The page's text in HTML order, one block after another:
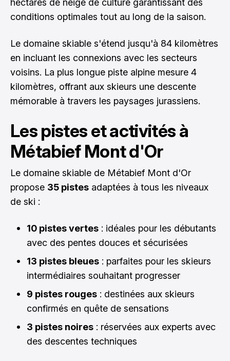
hectares de neige de culture garantissant des
conditions optimales tout au long de la saison.
Le domaine skiable s'étend jusqu'à 84 kilomètres
en incluant les connexions avec les secteurs
voisins. La plus longue piste alpine mesure 4
kilomètres, offrant aux skieurs une descente
mémorable à travers les paysages jurassiens.
Les pistes et activités à
Métabief Mont d'Or
Le domaine skiable de Métabief Mont d'Or
propose 35 pistes adaptées à tous les niveaux
de ski :
10 pistes vertes : idéales pour les débutants
avec des pentes douces et sécurisées
13 pistes bleues : parfaites pour les skieurs
intermédiaires souhaitant progresser
9 pistes rouges : destinées aux skieurs
confirmés en quête de sensations
3 pistes noires : réservées aux experts avec
des descentes techniques